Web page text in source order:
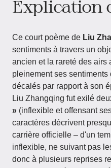
Explication
Ce court poème de Liu
sentiments à travers un
ancien et la rareté des airs
pleinement ses
décalés par rapport à son
Liu Zhangqing fut exilé
» (inflexible et offensant
caractères décrivent
carrière officielle – d'un
inflexible, ne suivant pas
donc à plusieurs reprises